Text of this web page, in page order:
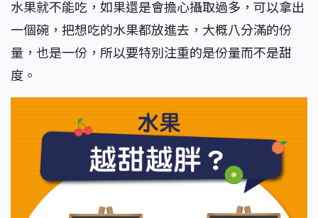
水果就不能吃，如果還是會擔心攝取過多，可以拿出
一個碗，把想吃的水果都放進去，大概八分滿的份
量，也是一份，所以要特別注重的是份量而不是甜
度。